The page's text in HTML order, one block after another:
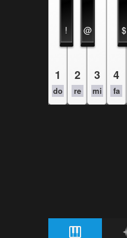
1
do
2
re
3
mi
4
fa
! @ $